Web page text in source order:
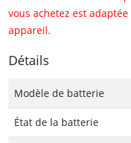
vous achetez est
appareil.
Détails
Modèle de batterie
État de la batterie